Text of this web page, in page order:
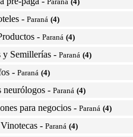
- Paraná (4)
- Paraná (4)
y Semillerías - Paraná (4)
- Paraná (4)
neurólogos - Paraná (4)
para negocios - Paraná (4)
- Paraná (4)